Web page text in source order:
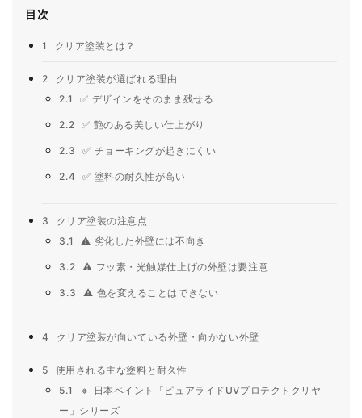
目次
1 クリア塗装とは？
2
クリア塗装が選ばれる理由
2.1
✅ デザインをそのまま残せる
2.2 ✅ 艶のある美しい仕上がり
2.3 ✅ チョーキングが起きにくい
2.4 ✅ 塗料の耐久性が高い
3
クリア塗装の注意点
3.1
⚠️ 劣化した外壁には不向き
3.2 ⚠️ フッ素・光触媒仕上げの外壁は要注意
3.3 ⚠️ 色を変えることはできない
4 クリア塗装が向いている外壁・向かない外壁
5
使用される主な塗料と耐久性
5.1
🔸 日本ペイント「ピュアライドUVプロテクトクリヤ
ー」シリーズ